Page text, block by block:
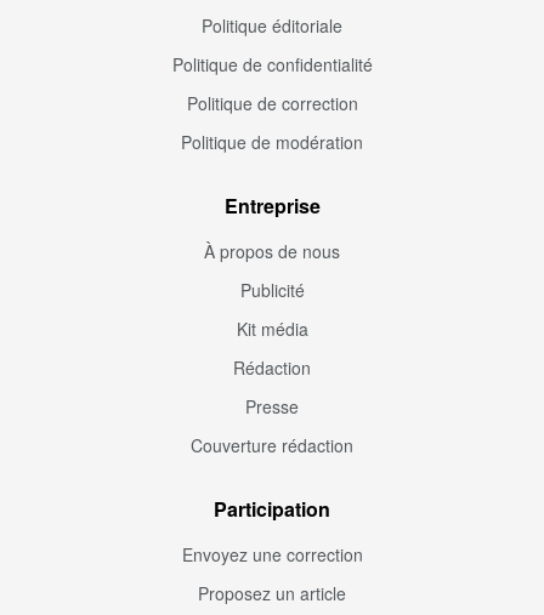
Politique éditoriale
Politique de confidentialité
Politique de correction
Politique de modération
Entreprise
À propos de nous
Publicité
Kit média
Rédaction
Presse
Couverture rédaction
Participation
Envoyez une correction
Proposez un article